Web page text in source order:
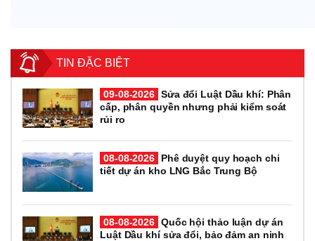
TIN ĐẶC BIỆT
09-08-2026 Sửa đổi Luật Dầu khí: Phân
cấp, phân quyền nhưng phải kiểm soát
rủi ro
08-08-2026
Phê duyệt quy hoạch chi
tiết dự án kho LNG Bắc Trung Bộ
08-08-2026 Quốc hội thảo luận dự án
Luật Dầu khí sửa đổi, bảo đảm an ninh